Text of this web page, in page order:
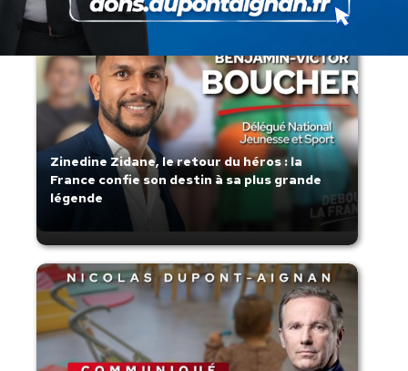
Zinedine Zidane, le retour du héros : la
France confie son destin à sa plus grande
légende